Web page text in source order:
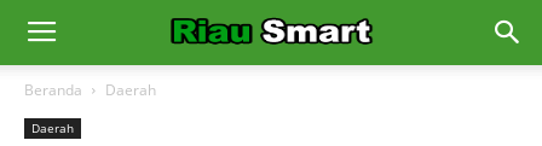
Beranda Daerah
Daerah